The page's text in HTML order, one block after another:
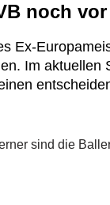
noch
Ex-
Im aktuellen